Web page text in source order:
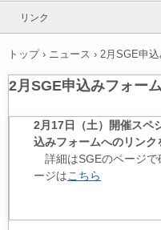
リンク
トップ › ニュース › 2月SGE申
2月SGE申込みフォー
2月17日（土）開催スペ
込みフォームへのリンク
詳細はSGEのページ
ージはこちら